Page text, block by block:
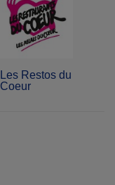
Les Restos du
Coeur